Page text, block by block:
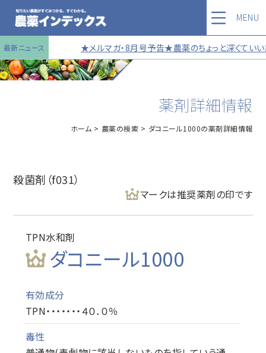
最新ニュース ★メルマガ・8月号予告★農薬のちょっと深くて
MENU
薬剤詳細情報
ホーム 農薬の検索 ダコニール1000の薬剤詳細情報
殺菌剤（f031）
マークは推奨薬剤の印です
TPN水和剤
ダコニール1000
有効成分
TPN・・・・・・・４０．０％
毒性